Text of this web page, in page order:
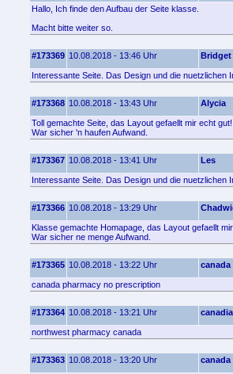
Hallo, Ich finde den Aufbau der Seite klasse.
Macht bitte weiter so.
#173369 10.08.2018 - 13:46 Uhr Bridget
Interessante Seite. Das Design und die nuetzlichen
#173368 10.08.2018 - 13:43 Uhr Alycia
Toll gemachte Seite, das Layout gefaellt mir echt gut!
War sicher 'n haufen Aufwand.
#173367 10.08.2018 - 13:41 Uhr Les
Interessante Seite. Das Design und die nuetzlichen
#173366 10.08.2018 - 13:29 Uhr
Klasse gemachte Homapage, das Layout gefaellt
War sicher ne menge Aufwand.
#173365 10.08.2018 - 13:22 Uhr
canada pharmacy no prescription
#173364 10.08.2018 - 13:21 Uhr
northwest pharmacy canada
#173363 10.08.2018 - 13:20 Uhr